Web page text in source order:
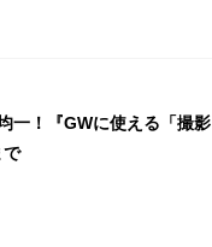
一！『GWに使える「撮影
で